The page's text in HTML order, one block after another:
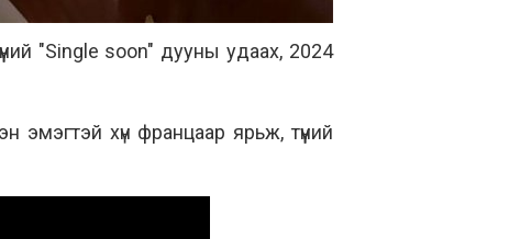
"Single soon" дууны удаах, 2024
хүн францаар ярьж, түүний